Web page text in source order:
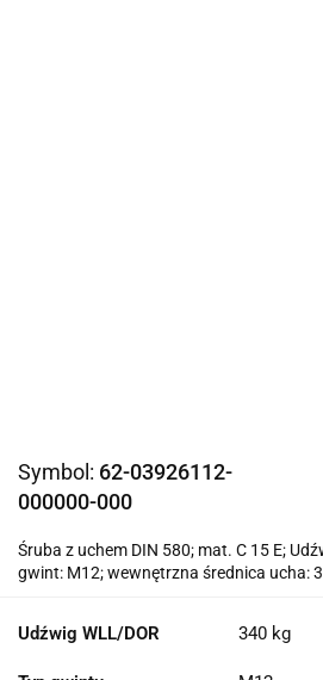
Symbol: 62-03926112-
000000-000
Śruba z uchem DIN 580; mat. C 15 E;
gwint: M12; wewnętrzna średnica ucha:
Udźwig WLL/DOR 340 kg